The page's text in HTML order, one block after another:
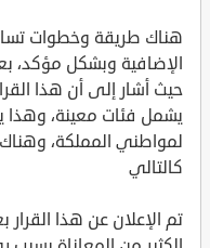
هناك طريقة وخطوات
الإضافية وبشكل مؤكد،
حيث أشار إلى أن هذا
يشمل فئات معينة،
لمواطني المملكة،
كالتالي
تم الإعلان عن هذا